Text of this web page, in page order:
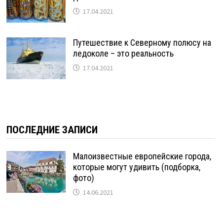
17.04.2021
Путешествие к Северному полюсу на
ледоколе – это реальность
17.04.2021
ПОСЛЕДНИЕ ЗАПИСИ
Малоизвестные европейские города,
которые могут удивить (подборка,
фото)
14.06.2021